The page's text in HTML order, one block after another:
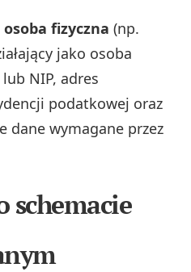
osoba fizyczna (np.
jako osoba
lub NIP, adres
podatkowej oraz
dane wymagane przez
schemacie